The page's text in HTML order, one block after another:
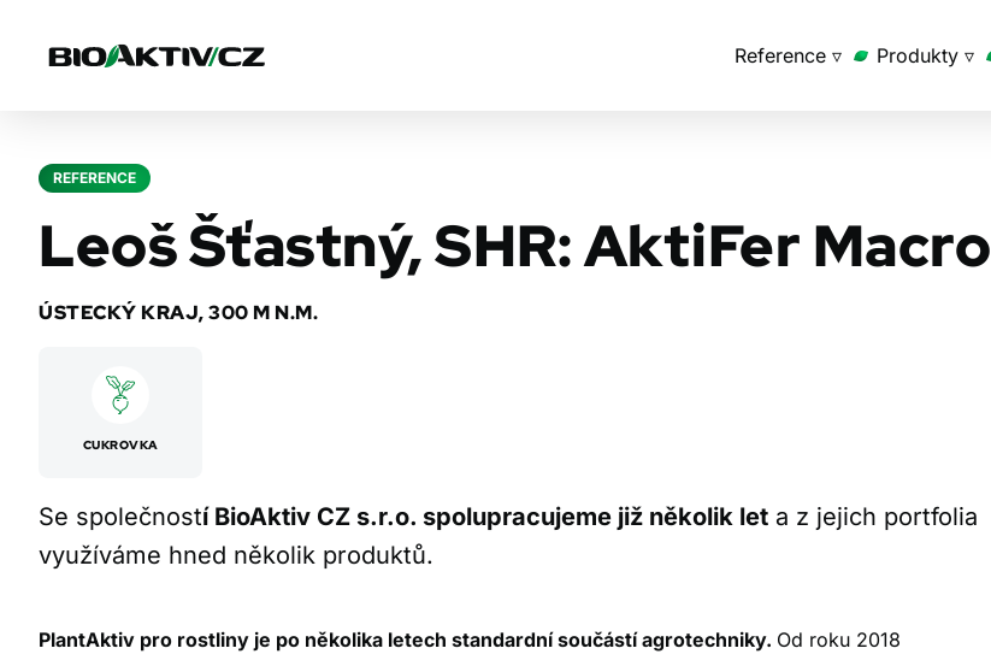
Reference ▿ Produkty ▿
REFERENCE
Leoš Šťastný, SHR: AktiFer Macro
ÚSTECKÝ KRAJ, 300 M N.M.
CUKROVKA
Se společností BioAktiv CZ s.r.o. spolupracujeme již několik let a z jejich portfolia
využíváme hned několik produktů.
PlantAktiv pro rostliny je po několika letech standardní součástí agrotechniky. Od roku 2018